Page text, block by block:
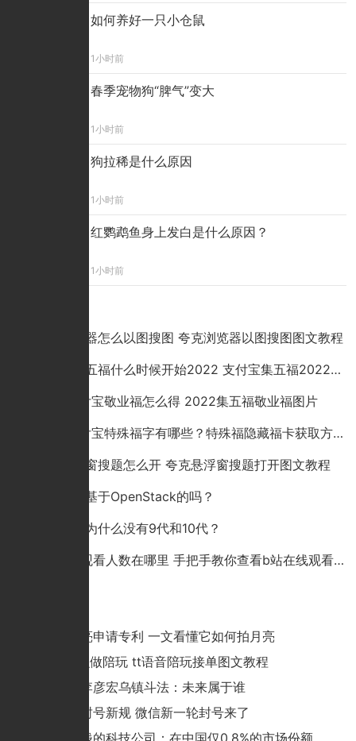
如何养好一只小仓鼠
1小时前
春季宠物狗“脾气”变大
1小时前
狗拉稀是什么原因
1小时前
红鹦鹉鱼身上发白是什么原因？
1小时前
夸克浏览器怎么以图搜图 夸克浏览器以图搜图图文教程
支付宝集五福什么时候开始2022 支付宝集五福2022活动时间
2022支付宝敬业福怎么得 2022集五福敬业福图片
2022支付宝特殊福字有哪些？特殊福隐藏福卡获取方法一览
夸克悬浮窗搜题怎么开 夸克悬浮窗搜题打开图文教程
阿里云是基于OpenStack的吗？
苹果手机为什么没有9代和10代？
b站在线观看人数在哪里 手把手教你查看b站在线观看人数
华为拍月亮申请专利 一文看懂它如何拍月亮
tt语音怎么做陪玩 tt语音陪玩接单图文教程
马化腾和李彦宏乌镇斗法：未来属于谁
微信永久封号新规 微信新一轮封号来了
全球最赚钱的科技公司：在中国仅0.8%的市场份额